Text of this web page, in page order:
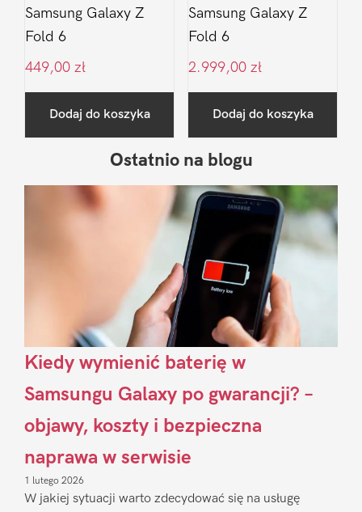
Samsung Galaxy Z
Fold 6
449,00 zł
Dodaj do koszyka
Samsung Galaxy Z
Fold 6
2.999,00 zł
Dodaj do koszyka
Sidebar
Ostatnio na blogu
Kiedy wymienić baterię w
Samsungu Galaxy po gwarancji? –
objawy, koszty i bezpieczna
naprawa w serwisie
1 lutego 2026
W jakiej sytuacji warto zdecydować się na usługę